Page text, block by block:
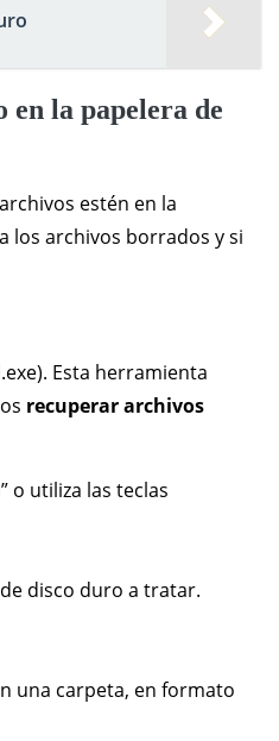
la papelera de
estén en la
los archivos borrados y si
Esta herramienta
recuperar archivos
o utiliza las teclas
disco duro a tratar.
una carpeta, en formato